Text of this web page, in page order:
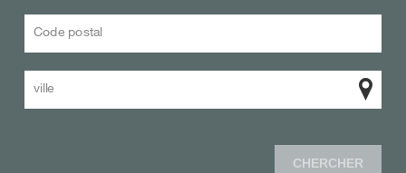
Code postal
ville
CHERCHER